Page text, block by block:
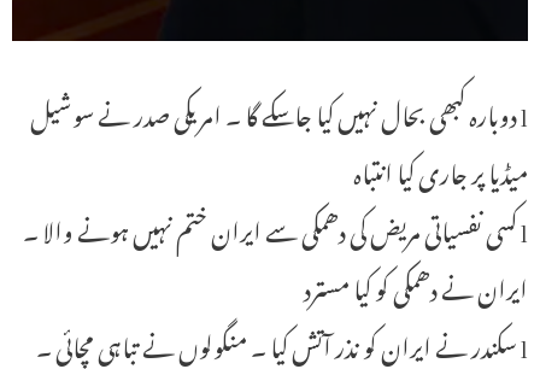
l دوبارہ کبھی بحال نہیں کیا جاسکے گا ۔ امریکی صدر نے سوشیل
میڈیا پر جاری کیا انتباہ
l کسی نفسیاتی مریض کی دھمکی سے ایران ختم نہیں ہونے والا ۔
ایران نے دھمکی کو کیا مسترد
l سکندر نے ایران کو نذر آتش کیا ۔ منگولوں نے تباہی مچائی ۔